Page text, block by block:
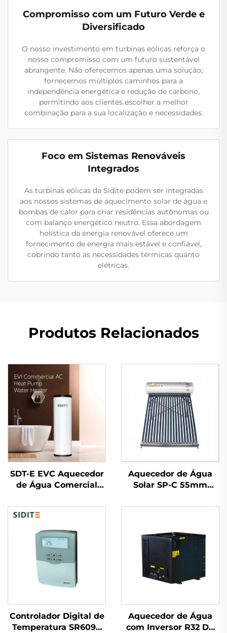
Compromisso com um Futuro Verde e
Diversificado
O nosso investimento em turbinas eólicas reforça o
nosso compromisso com um futuro sustentável
abrangente. Não oferecemos apenas uma solução;
fornecemos múltiplos caminhos para a
independência energética e redução de carbono,
permitindo aos clientes escolher a melhor
combinação para a sua localização e necessidades.
Foco em Sistemas Renováveis
Integrados
As turbinas eólicas da Sidite podem ser integradas
aos nossos sistemas de aquecimento solar de água e
bombas de calor para criar residências autônomas ou
com balanço energético neutro. Essa abordagem
holística da energia renovável oferece um
fornecimento de energia mais estável e confiável,
cobrindo tanto as necessidades térmicas quanto
elétricas.
Produtos Relacionados
SDT-E EVC Aquecedor
de Água Comercial
AC Capacidade de
150L-500L Eficiente
em Energia Tanque
Interno Galvanizado
SPCC para Residências
Aquecedor de Água
Solar SP-C 55mm
Alta Pressão Trocador
Fácil Plano Aquecedor
de Água ao Ar Livre
Freestanding
Controlador Digital de
Temperatura SR609C
Aquecedor de Água
com Inversor R32 DC